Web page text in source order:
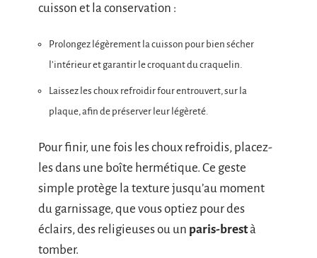
cuisson et la conservation :
Prolongez légèrement la cuisson pour bien sécher
l’intérieur et garantir le croquant du craquelin.
Laissez les choux refroidir four entrouvert, sur la
plaque, afin de préserver leur légèreté.
Pour finir, une fois les choux refroidis, placez-
les dans une boîte hermétique. Ce geste
simple protège la texture jusqu’au moment
du garnissage, que vous optiez pour des
éclairs, des religieuses ou un paris-brestà
tomber.